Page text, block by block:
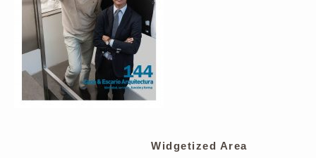
Widgetized Area